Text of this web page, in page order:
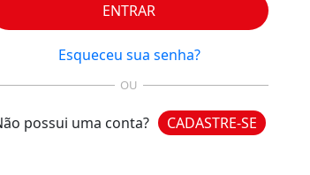
ENTRAR
Esqueceu sua senha?
OU
possui uma conta? CADASTRE-SE